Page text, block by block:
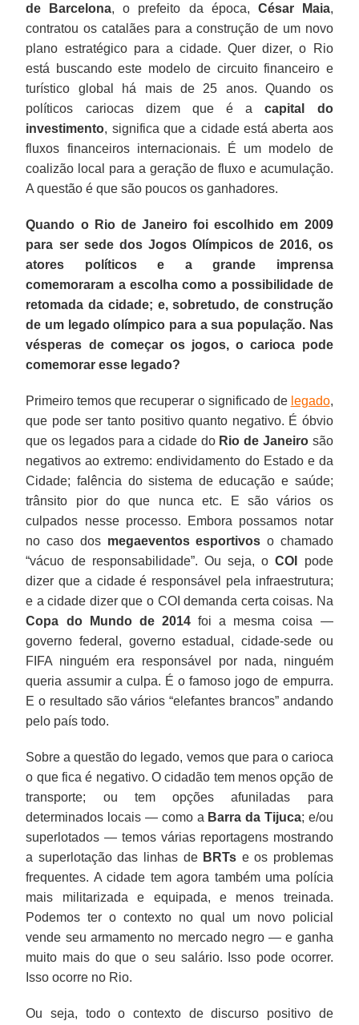
de Barcelona, o prefeito da época, César Maia,
contratou os catalães para a construção de um novo
plano estratégico para a cidade. Quer dizer, o Rio
está buscando este modelo de circuito financeiro e
turístico global há mais de 25 anos. Quando os
políticos cariocas dizem que é acapital do
investimento, significa que a cidade está aberta aos
fluxos financeiros internacionais. É um modelo de
coalizão local para a geração de fluxo e acumulação.
A questão é que são poucos os ganhadores.
Quando o Rio de Janeiro foi escolhido em 2009
para ser sede dos Jogos Olímpicos de 2016, os
atores políticos e a grande imprensa
comemoraram a escolha como a possibilidade de
retomada da cidade; e, sobretudo, de construção
de um legado olímpico para a sua população. Nas
vésperas de começar os jogos, o carioca pode
comemorar esse legado?
Primeiro temos que recuperar o significado de legado,
que pode ser tanto positivo quanto negativo. É óbvio
que os legados para a cidade do Rio de Janeirosão
negativos ao extremo: endividamento do Estado e da
Cidade; falência do sistema de educação e saúde;
trânsito pior do que nunca etc. E são vários os
culpados nesse processo. Embora possamos notar
no caso dos megaeventos esportivos o chamado
“vácuo de responsabilidade”. Ou seja, oCOI
pode
dizer que a cidade é responsável pela infraestrutura;
e a cidade dizer que o COI demanda certa coisas. Na
Copa do Mundo de 2014foi a mesma coisa —
governo federal, governo estadual, cidade-sede ou
FIFA ninguém era responsável por nada, ninguém
queria assumir a culpa. É o famoso jogo de empurra.
E o resultado são vários “elefantes brancos” andando
pelo país todo.
Sobre a questão do legado, vemos que para o carioca
o que fica é negativo. O cidadão tem menos opção de
transporte; ou tem opções afuniladas para
determinados locais — como a Barra da Tijuca; e/ou
superlotados — temos várias reportagens mostrando
a superlotação das linhas de BRTs e os problemas
frequentes. A cidade tem agora também uma polícia
mais militarizada e equipada, e menos treinada.
Podemos ter o contexto no qual um novo policial
vende seu armamento no mercado negro — e ganha
muito mais do que o seu salário. Isso pode ocorrer.
Isso ocorre no Rio.
Ou seja, todo o contexto de discurso positivo de